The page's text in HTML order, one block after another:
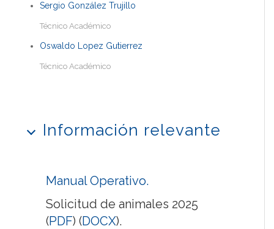
Sergio González Trujillo
Técnico Académico
Oswaldo Lopez Gutierrez
Técnico Académico
Información relevante
Manual Operativo.
Solicitud de animales 2025
(PDF) (DOCX).